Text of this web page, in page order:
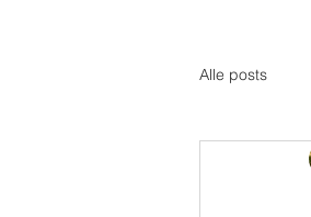
Alle posts